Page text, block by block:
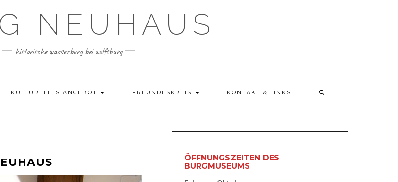
NEUHAUS
historische wasserburg bei wolfsburg
KULTURELLES ANGEBOT FREUNDESKREIS KONTAKT & LINKS
ÖFFNUNGSZEITEN DES
BURGMUSEUMS